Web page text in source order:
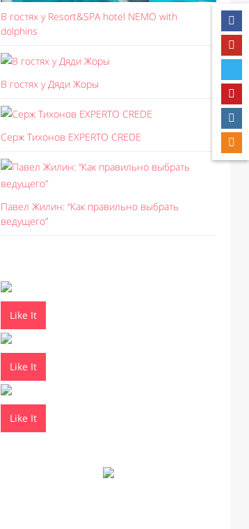
В гостях у Resort&SPA hotel NEMO with
dolphins
В гостях у Дяди Жоры
Серж Тихонов EXPERTO CREDE
Павел Жилин: “Как правильно выбрать
ведущего”
Like It
Like It
Like It